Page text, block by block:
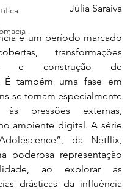
Júlia Saraiva
é um período marcado
transformações
e construção de
É também uma fase em
se tornam especialmente
às pressões externas,
ambiente digital. A série
da Netflix,
poderosa representação
ao explorar as
drásticas da influência